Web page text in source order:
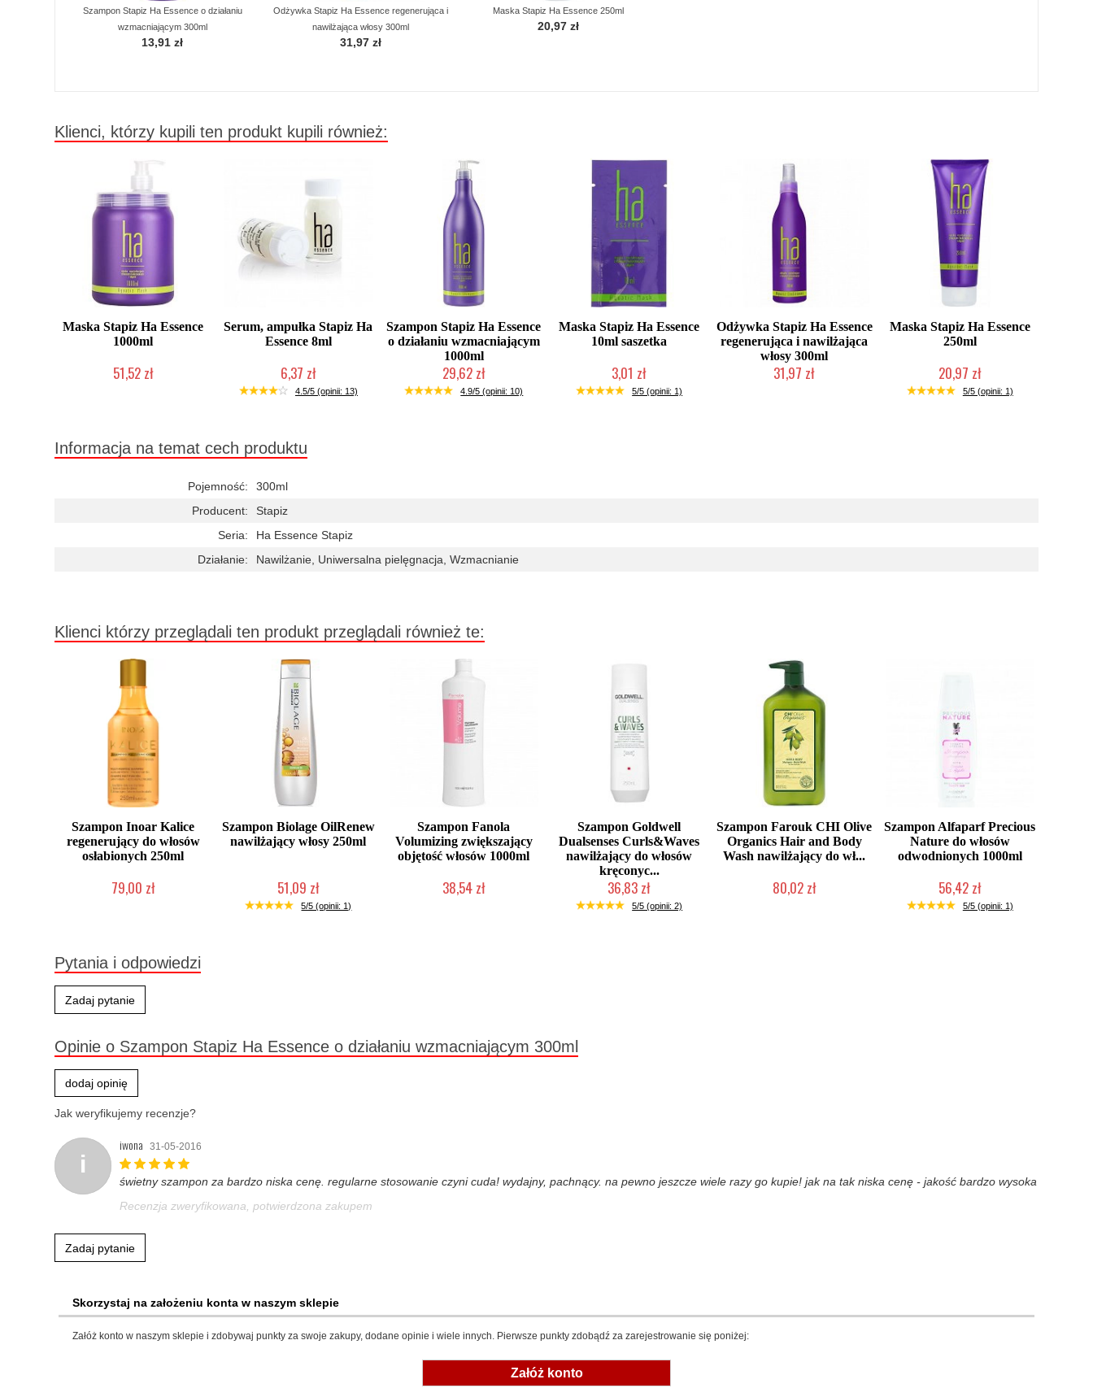
Szampon Stapiz Ha Essence o działaniu
wzmacniającym 300ml
13,91 zł
Odżywka Stapiz Ha Essence regenerująca i
nawilżająca włosy 300ml
31,97 zł
Maska Stapiz Ha Essence 250ml
20,97 zł
Klienci, którzy kupili ten produkt kupili również:
Maska Stapiz Ha Essence
1000ml
51,52 zł
Serum, ampułka Stapiz Ha
Essence 8ml
6,37 zł
Duża ilość (wysyłka w 24h)
4.5/5 (opinii: 13)
Szampon Stapiz Ha Essence
o działaniu wzmacniającym
1000ml
29,62 zł
Mała ilość (wysyłka w 24h)
4.9/5 (opinii: 10)
Maska Stapiz Ha Essence
10ml saszetka
3,01 zł
Duża ilość (wysyłka w 24h)
5/5 (opinii: 1)
Odżywka Stapiz Ha Essence
regenerująca i nawilżająca
włosy 300ml
31,97 zł
Maska Stapiz Ha Essence
250ml
20,97 zł
Duża ilość (wysyłka w 24h)
5/5 (opinii: 1)
Informacja na temat cech produktu
Pojemność:
300ml
Producent:
Stapiz
Seria:
Ha Essence Stapiz
Działanie:
Nawilżanie, Uniwersalna pielęgnacja, Wzmacnianie
Klienci którzy przeglądali ten produkt przeglądali również te:
Szampon Inoar Kalice
regenerujący do włosów
osłabionych 250ml
79,00 zł
Szampon Biolage OilRenew
nawilżający włosy 250ml
51,09 zł
Produkt wycofany
5/5 (opinii: 1)
Szampon Fanola
Volumizing zwiększający
objętość włosów 1000ml
38,54 zł
Szampon Goldwell
Dualsenses Curls&Waves
nawilżający do włosów
kręconyc...
36,83 zł
Duża ilość (wysyłka w 24h)
5/5 (opinii: 2)
Szampon Farouk CHI Olive
Organics Hair and Body
Wash nawilżający do wł...
80,02 zł
Szampon Alfaparf Precious
Nature do włosów
odwodnionych 1000ml
56,42 zł
Produkt wycofany
5/5 (opinii: 1)
Pytania i odpowiedzi
Zadaj pytanie
Opinie o Szampon Stapiz Ha Essence o działaniu wzmacniającym 300ml
dodaj opinię
Jak weryfikujemy recenzje?
i
iwona 31-05-2016
świetny szampon za bardzo niska cenę. regularne stosowanie czyni cuda! wydajny, pachnący. na pewno jeszcze wiele razy go kupie! jak na tak niska cenę - jakość bardzo wysoka
Recenzja zweryfikowana, potwierdzona zakupem
Zadaj pytanie
Skorzystaj na założeniu konta w naszym sklepie
Załóż konto w naszym sklepie i zdobywaj punkty za swoje zakupy, dodane opinie i wiele innych. Pierwsze punkty zdobądź za zarejestrowanie się poniżej:
Załóż konto